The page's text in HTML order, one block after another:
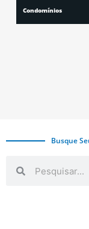
Condomínios
Busque